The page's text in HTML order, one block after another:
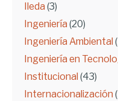
Ileda (3)
Ingeniería (20)
Ingeniería Ambiental
Ingeniería en
Institucional (43)
Internacionalización